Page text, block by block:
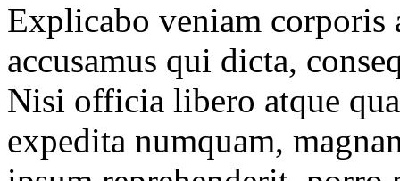
Explicabo veniam corporis
accusamus qui dicta,
Nisi officia libero atque
expedita numquam,